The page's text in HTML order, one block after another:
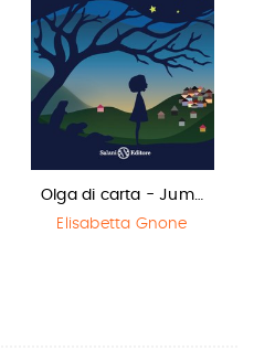
Olga di carta - Jum…
Elisabetta Gnone